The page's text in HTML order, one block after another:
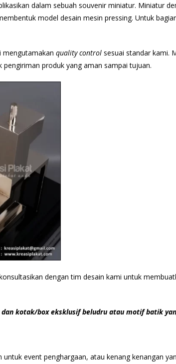
dalam sebuah souvenir miniatur. Miniatur
model desain mesin pressing. Untuk
mengutamakan quality control sesuai standar kami.
pengiriman produk yang aman sampai tujuan.
dengan tim desain kami untuk
kotak/box eksklusif beludru atau motif batik
event penghargaan, atau kenang kenangan